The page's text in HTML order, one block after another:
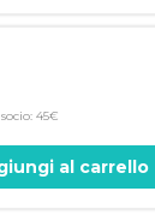
45€
al carrello